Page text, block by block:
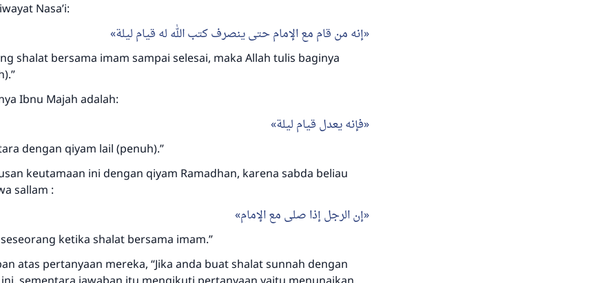
Nasa’i:
إنه من قام مع الإمام حتى ينصرف كتب الله له قيام ليلة
shalat bersama imam sampai selesai, maka Allah tulis baginya
Ibnu Majah adalah:
فإنه يعدل قيام ليلة
dengan qiyam lail (penuh).”
keutamaan ini dengan qiyam Ramadhan, karena sabda beliau
sallam :
إن الرجل إذا صلى مع الإمام
ketika shalat bersama imam.”
atas pertanyaan mereka, “Jika anda buat shalat sunnah dengan